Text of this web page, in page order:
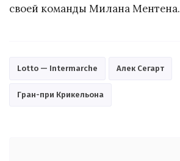
своей команды Милана Ментена.
Lotto — Intermarche Алек Сегарт
Гран-при Крикельона